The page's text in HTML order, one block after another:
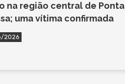
na região central de Ponta
uma vítima confirmada
2026